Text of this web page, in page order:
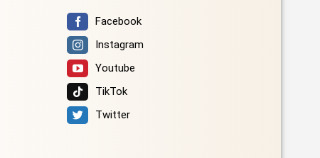
Facebook
Instagram
Youtube
TikTok
Twitter